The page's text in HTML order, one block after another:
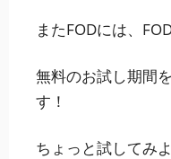
またFODには、
無料のお試し期間
す！
ちょっと試してみ